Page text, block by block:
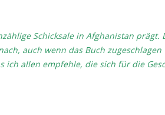
Schicksale in Afghanistan prägt.
auch wenn das Buch zugeschlagen
ich allen empfehle, die sich für die